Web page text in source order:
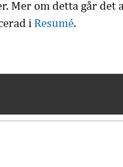
Mer om detta går det
i Resumé.